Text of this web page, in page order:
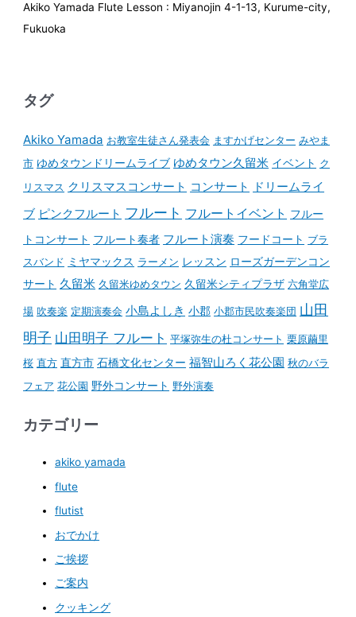
Akiko Yamada Flute Lesson : Miyanojin 4-1-13, Kurume-city,
Fukuoka
タグ
Akiko Yamada お教室生徒さん発表会 ますかげセンター みやま
市 ゆめタウンドリームライブ ゆめタウン久留米 イベント ク
リスマス クリスマスコンサート コンサート
ドリームライ
ブ ピンクフルート フルート フルートイベント フルー
トコンサート フルート奏者 フルート演奏 フードコート ブラ
スバンド ミヤマックス ラーメン レッスン ローズガーデンコン
サート 久留米 久留米ゆめタウン 久留米シティプラザ 六角堂広
場 吹奏楽 定期演奏会 小島よしき 小郡 小郡市民吹奏楽団 山田
明子 山田明子 フルート 平塚弥生の杜コンサート 栗原繭里
桜 直方 直方市 石橋文化センター 福智山ろく花公園 秋のバラ
フェア 花公園 野外コンサート 野外演奏
カテゴリー
akiko yamada
flute
flutist
おでかけ
ご挨拶
ご案内
クッキング